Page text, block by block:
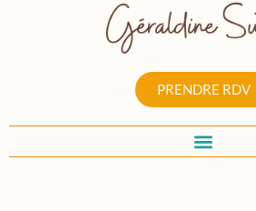
PRENDRE RDV